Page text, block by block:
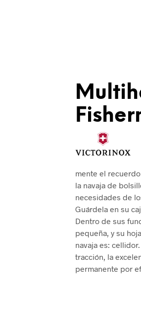
mente el
la navaja de
necesidades de
Guárdela en su
Dentro de sus
pequeña, y su
navaja es:
tracción, la
permanente por